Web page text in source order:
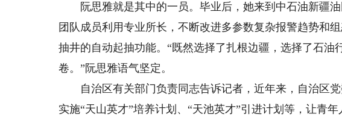
阮思雅就是其中的一员。毕业后，她来到中石油新疆油
团队成员利用专业所长，不断改进多参数复杂报警趋势和
抽井的自动起抽功能。“既然选择了扎根边疆，选择了石油
卷。”阮思雅语气坚定。
自治区有关部门负责同志告诉记者，近年来，自治区党
实施“天山英才”培养计划、“天池英才”引进计划等，让青